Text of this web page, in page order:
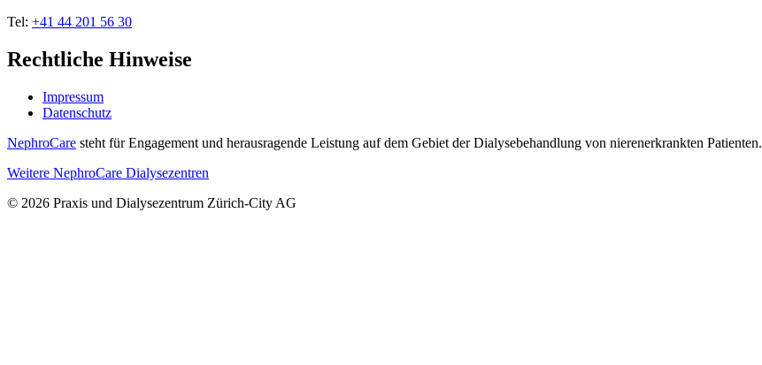
Tel: +41 44 201 56 30
Rechtliche Hinweise
Impressum
Datenschutz
NephroCare steht für Engagement und herausragende Leistung auf dem Gebiet der Dialysebehandlung von nierenerkrankten Patienten.
Weitere NephroCare Dialysezentren
© 2026 Praxis und Dialysezentrum Zürich-City AG